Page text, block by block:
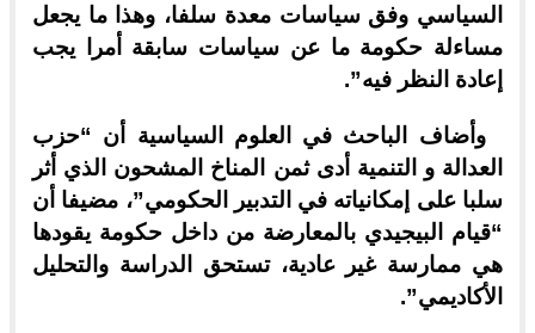
السياسي وفق سياسات معدة سلفا، وهذا ما يجعل
مساءلة حكومة ما عن سياسات سابقة أمرا يجب
إعادة النظر فيه”.
وأضاف الباحث في العلوم السياسية أن “حزب
العدالة و التنمية أدى ثمن المناخ المشحون الذي أثر
سلبا على إمكانياته في التدبير الحكومي”، مضيفا أن
“قيام البيجيدي بالمعارضة من داخل حكومة يقودها
هي ممارسة غير عادية، تستحق الدراسة والتحليل
الأكاديمي”.